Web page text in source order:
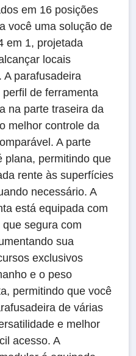
em 16 posições
você uma solução de
em 1, projetada
locais
A parafusadeira
de ferramenta
na parte traseira da
melhor controle da
A parte
plana, permitindo que
rente às superfícies
necessário. A
está equipada com
segura com
sua
exclusivos
e o peso
permitindo que você
de várias
e melhor
acesso. A